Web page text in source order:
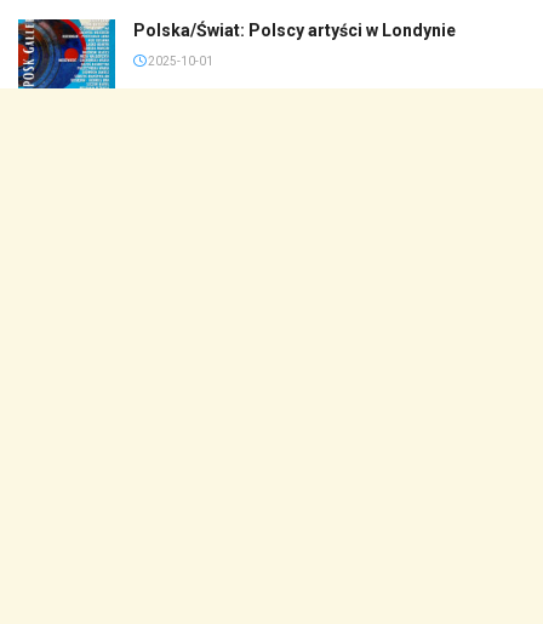
Polska/Świat: Polscy artyści w Londynie
2025-10-01